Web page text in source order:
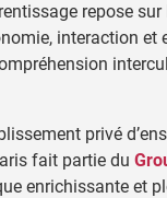
repose
interaction et
privé
fait partie du
enrichissante et